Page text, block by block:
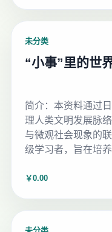
未分类
“小事”里的世
简介：本资料通过
理人类文明发展脉
与微观社会现象的
级学习者，旨在培
￥0.00